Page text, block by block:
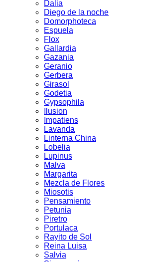
Dalia
Diego de la noche
Domorphoteca
Espuela
Flox
Gallardia
Gazania
Geranio
Gerbera
Girasol
Godetia
Gypsophila
Ilusion
Impatiens
Lavanda
Linterna China
Lobelia
Lupinus
Malva
Margarita
Mezcla de Flores
Miosotis
Pensamiento
Petunia
Piretro
Portulaca
Rayito de Sol
Reina Luisa
Salvia